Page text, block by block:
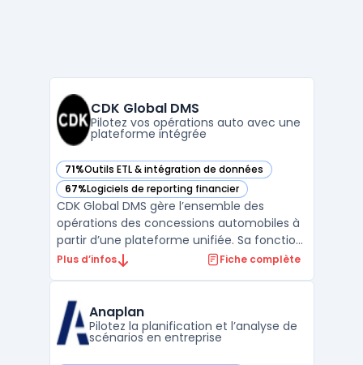
CDK Global DMS
Pilotez vos opérations auto avec une
plateforme intégrée
71%Outils ETL & intégration de données
— voir CDK Global DMS dans cette catégorie
67%Logiciels de reporting financier
— voir CDK Global DMS dans cette catégorie
CDK Global DMS gère l’ensemble des
opérations des concessions automobiles à
partir d’une plateforme unifiée. Sa fonction
principale consiste à orchestrer la gestion
conformité stricte aux règles du secteur.
Les concessi ...
Plus d’infos Fiche complète
Anaplan
Pilotez la planification et l’analyse de
scénarios en entreprise